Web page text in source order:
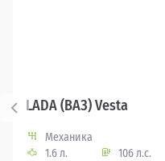
LADA (ВАЗ) Vesta
Механика
1.6 л.
106 л.с.